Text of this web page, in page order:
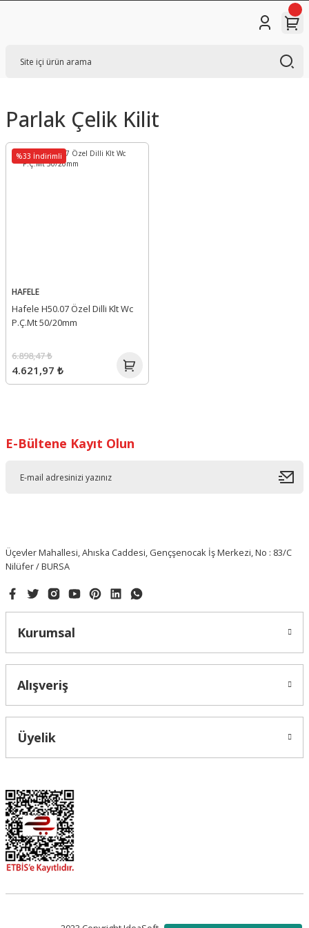
Parlak Çelik Kilit
%33 İndirimli
HAFELE
Hafele H50.07 Özel Dilli Klt Wc
P.Ç.Mt 50/20mm
4.621,97 ₺
6.898,47 ₺
E-Bültene Kayıt Olun
Üçevler Mahallesi, Ahıska Caddesi, Gençşenocak İş Merkezi, No : 83/C
Nilüfer / BURSA
Kurumsal
Alışveriş
Üyelik